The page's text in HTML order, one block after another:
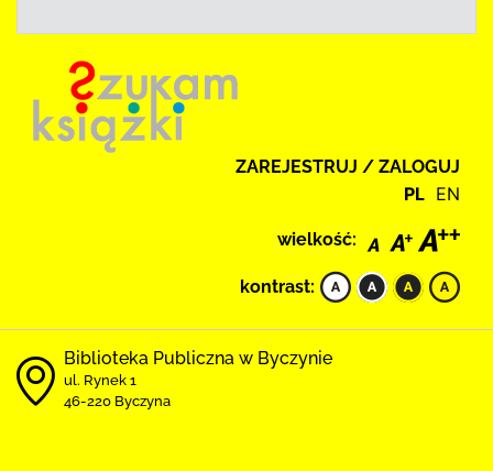
ZAREJESTRUJ / ZALOGUJ
PL EN
wielkość:
kontrast:
Biblioteka Publiczna w Byczynie
ul. Rynek 1
46-220 Byczyna